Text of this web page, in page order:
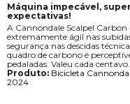
Máquina impecável,
expectativas!
A Cannondale Scalpel Carbon
extremamente ágil nas
segurança nas descidas
quadro de carbono é
pedaladas. Valeu cada centavo.
Produto:Bicicleta
2024